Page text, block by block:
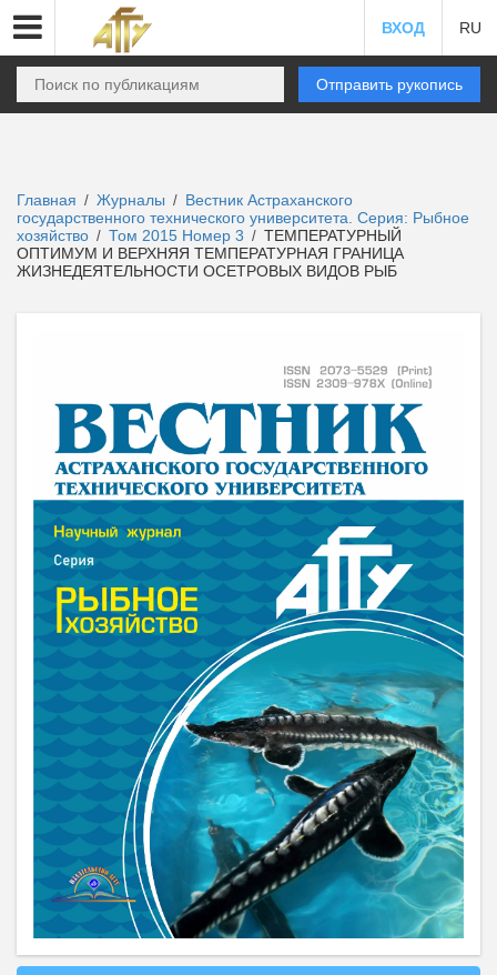
ВХОД RU
Отправить рукопись
Главная / Журналы / Вестник Астраханского
государственного технического университета. Серия: Рыбное
хозяйство / Том 2015 Номер 3 / ТЕМПЕРАТУРНЫЙ
ОПТИМУМ И ВЕРХНЯЯ ТЕМПЕРАТУРНАЯ ГРАНИЦА
ЖИЗНЕДЕЯТЕЛЬНОСТИ ОСЕТРОВЫХ ВИДОВ РЫБ